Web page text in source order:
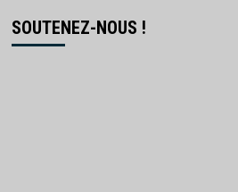
SOUTENEZ-NOUS !